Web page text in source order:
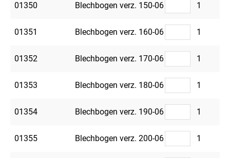
01350 Blechbogen verz. 150-06 1
01351 Blechbogen verz. 160-06 1
01352 Blechbogen verz. 170-06 1
01353 Blechbogen verz. 180-06 1
01354 Blechbogen verz. 190-06 1
01355 Blechbogen verz. 200-06 1